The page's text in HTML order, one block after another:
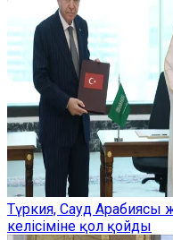
Түркия, Сауд Арабиясы
келісіміне қол қойды